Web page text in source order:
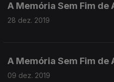
A Memória Sem Fim
28 dez. 2019
A Memória Sem Fim de
09 dez. 2019